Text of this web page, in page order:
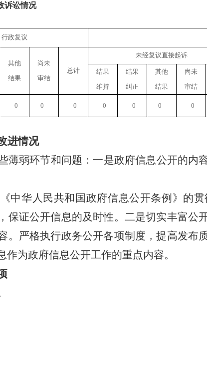
诉讼情况
行政复议
其他
结果
尚未
审结
总计
未经复议直接起诉
结果
维持
结果
纠正
其他
结果
尚未
审结
0 0 0 0 0 0 0
进情况
薄弱环节和问题：一是政府信息公开的内
中华人民共和国政府信息公开条例》的
保证公开信息的及时性。二是切实丰富
。严格执行政务公开各项制度，提高发布
为政府信息公开工作的重点内容。